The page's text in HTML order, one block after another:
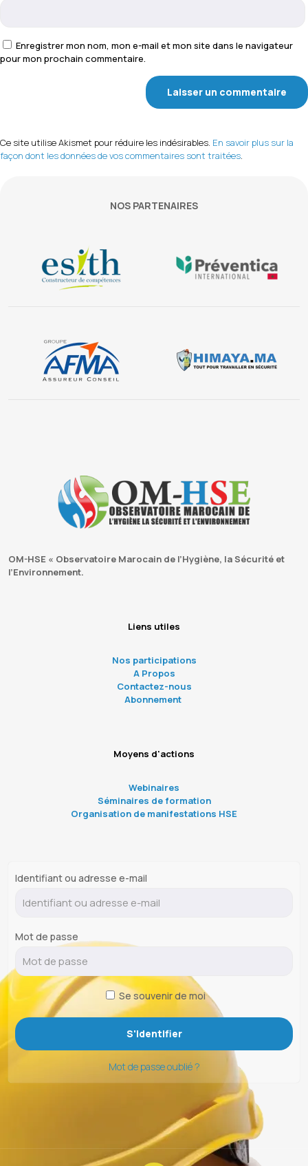
Enregistrer mon nom, mon e-mail et mon site dans le navigateur
pour mon prochain commentaire.
Ce site utilise Akismet pour réduire les indésirables. En savoir plus sur la
façon dont les données de vos commentaires sont traitées.
NOS PARTENAIRES
OM-HSE « Observatoire Marocain de l’Hygiène, la Sécurité et
l’Environnement.
Liens utiles
Nos participations
A Propos
Contactez-nous
Abonnement
Moyens d'actions
Webinaires
Séminaires de formation
Organisation de manifestations HSE
Identifiant ou adresse e-mail
Mot de passe
Se souvenir de moi
Mot de passe oublié ?